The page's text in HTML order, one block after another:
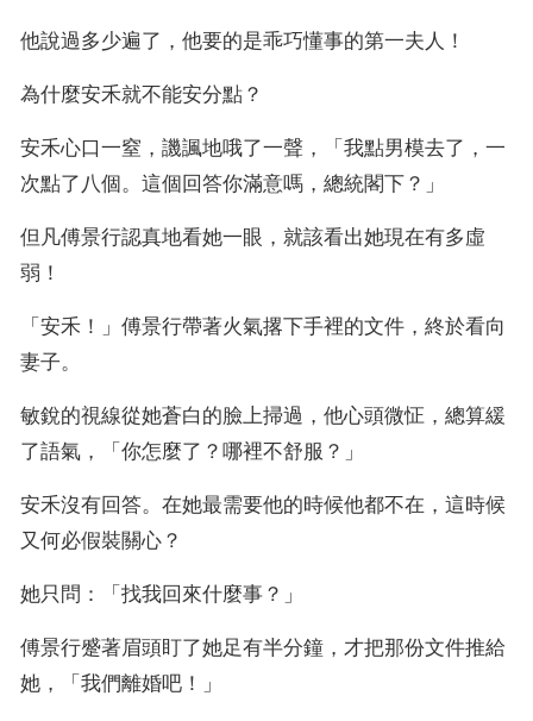
他說過多少遍了，他要的是乖巧懂事的第一夫人！
為什麼安禾就不能安分點？
安禾心口一窒，譏諷地哦了一聲，「我點男模去了，一
次點了八個。這個回答你滿意嗎，總統閣下？」
但凡傅景行認真地看她一眼，就該看出她現在有多虛
弱！
「安禾！」傅景行帶著火氣撂下手裡的文件，終於看向
妻子。
敏銳的視線從她蒼白的臉上掃過，他心頭微怔，總算緩
了語氣，「你怎麼了？哪裡不舒服？」
安禾沒有回答。在她最需要他的時候他都不在，這時候
又何必假裝關心？
她只問：「找我回來什麼事？」
傅景行蹙著眉頭盯了她足有半分鐘，才把那份文件推給
她，「我們離婚吧！」